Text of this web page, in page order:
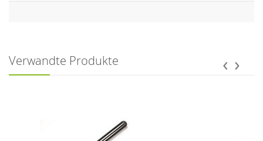
Verwandte Produkte ‹ ›